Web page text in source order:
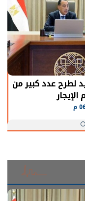
قطاع الطاقة
الطبيعية